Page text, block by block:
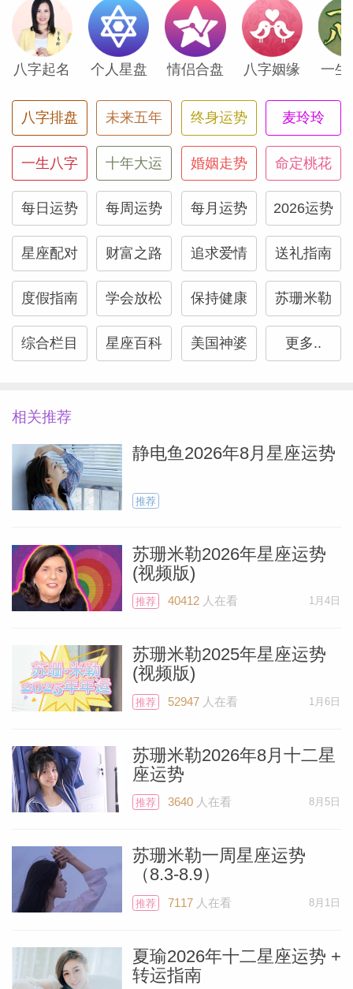
如何追求天秤座女生
如何追求天蝎座女生
如何追求摩羯座女生
如何追求水瓶座女生
如何追求双鱼座女生
八字起名 个人星盘 情侣合盘 八字姻缘 一生
八字排盘 未来五年 终身运势 麦玲玲
一生八字 十年大运 婚姻走势 命定桃花
每日运势 每周运势 每月运势 2026运势
星座配对 财富之路 追求爱情 送礼指南
度假指南 学会放松 保持健康 苏珊米勒
综合栏目 星座百科 美国神婆 更多..
相关推荐
静电鱼2026年8月星座运势
推荐
苏珊米勒2026年星座运势
(视频版)
推荐 40412人在看 1月4日
苏珊米勒2025年星座运势
(视频版)
推荐 52947人在看 1月6日
苏珊米勒2026年8月十二星
座运势
推荐 3640人在看 8月5日
苏珊米勒一周星座运势
（8.3-8.9）
推荐 7117人在看 8月1日
夏瑜2026年十二星座运势 +
转运指南